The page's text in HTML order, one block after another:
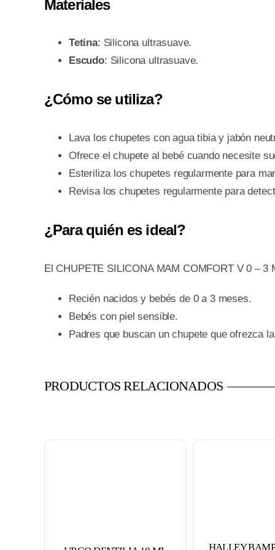
Materiales
Tetina: Silicona ultrasuave.
Escudo: Silicona ultrasuave.
¿Cómo se utiliza?
Lava los chupetes con agua tibia y jabón
Ofrece el chupete al bebé cuando necesite
Esteriliza los chupetes regularmente para
Revisa los chupetes regularmente para
¿Para quién es ideal?
El CHUPETE SILICONA MAM COMFORT V 0 – 3
Recién nacidos y bebés de 0 a 3 meses.
Bebés con piel sensible.
Padres que buscan un chupete que ofrezca
PRODUCTOS RELACIONADOS
HALLEY